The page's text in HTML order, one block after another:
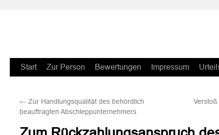
Zum
springen
Start Zur Person Bewertungen Impressum
← Zur Handlungsqualität des behördlich
beauftragten Abschleppunternehmers